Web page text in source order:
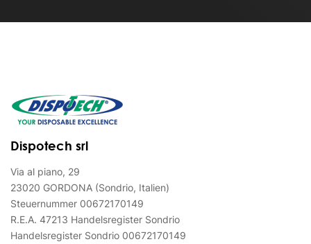
Dispotech srl
Via al piano, 29
23020 GORDONA (Sondrio, Italien)
Steuernummer 00672170149
R.E.A. 47213 Handelsregister Sondrio
Handelsregister Sondrio 00672170149